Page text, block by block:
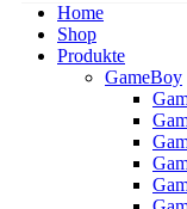
Home
Shop
Produkte
GameBoy